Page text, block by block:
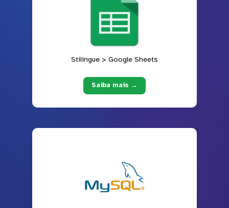
Stilingue > Google Sheets
Saiba mais →